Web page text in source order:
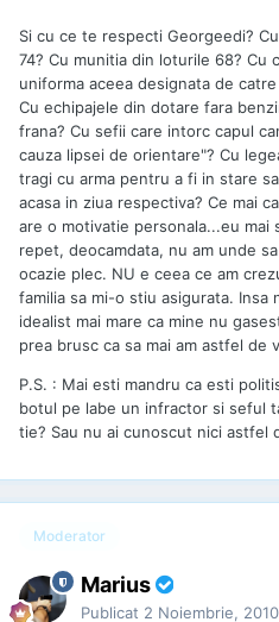
Si cu ce te respecti Georgeedi?
74? Cu munitia din loturile 68? Cu
uniforma aceea designata de
Cu echipajele din dotare fara
frana? Cu sefii care intorc capul
cauza lipsei de orientare"? Cu
tragi cu arma pentru a fi in stare
acasa in ziua respectiva? Ce mai
are o motivatie personala...eu mai
repet, deocamdata, nu am unde
ocazie plec. NU e ceea ce am
familia sa mi-o stiu asigurata. Insa
idealist mai mare ca mine nu
prea brusc ca sa mai am astfel de
P.S. : Mai esti mandru ca esti
botul pe labe un infractor si seful
tie? Sau nu ai cunoscut nici astfel
Moderator
Marius
Publicat 2 Noiembrie, 2010